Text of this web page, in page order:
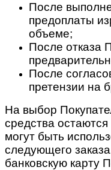
После
предоплаты
объеме;
После отказа
После
претензии на
На выбор
средства
могут быть
следующего
банковскую карту